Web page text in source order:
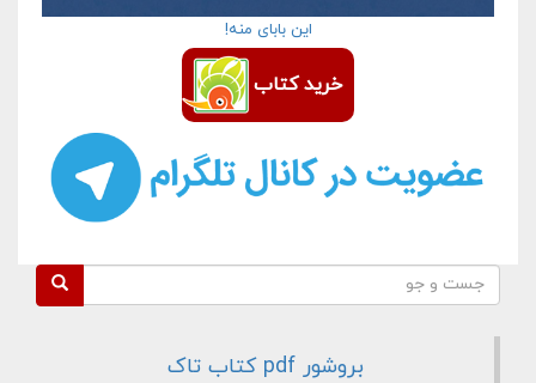
این بابای منه!
خرید کتاب
فرم جستجو
بروشور pdf کتاب تاک